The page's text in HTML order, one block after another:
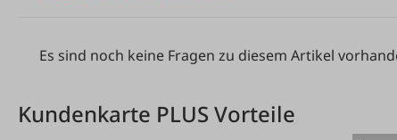
Es sind noch keine Fragen zu diesem Artikel
Kundenkarte PLUS Vorteile